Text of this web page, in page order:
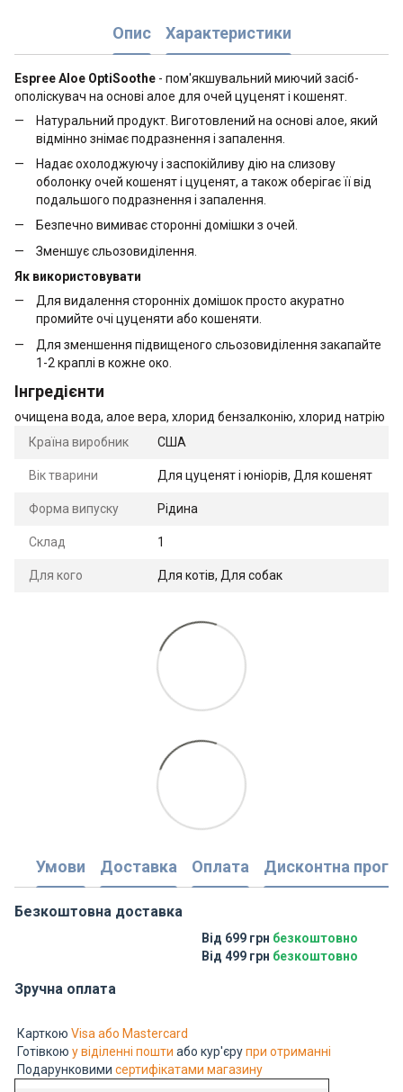
Опис Характеристики
Espree Aloe OptiSoothe - пом'якшувальний миючий засіб-
ополіскувач на основі алое для очей цуценят і кошенят.
Натуральний продукт. Виготовлений на основі алое, який
відмінно знімає подразнення і запалення.
Надає охолоджуючу і заспокійливу дію на слизову
оболонку очей кошенят і цуценят, а також оберігає її від
подальшого подразнення і запалення.
Безпечно вимиває сторонні домішки з очей.
Зменшує сльозовиділення.
Як використовувати
Для видалення сторонніх домішок просто акуратно
промийте очі цуценяти або кошеняти.
Для зменшення підвищеного сльозовиділення закапайте
1-2 краплі в кожне око.
Інгредієнти
очищена вода, алое вера, хлорид бензалконію, хлорид натрію
Країна виробник
США
Вік тварини Для цуценят і юніорів, Для кошенят
Форма випуску Рідина
Склад 1
Для кого Для котів, Для собак
Умови Доставка Оплата Дисконтна
Безкоштовна доставка
Від 699 грн безкоштовно
Від 499 грн безкоштовно
Зручна оплата
Карткою Visa або Mastercard
Готівкою у віділенні пошти або кур'єрупри отриманні
Подарунковими сертифікатами магазину